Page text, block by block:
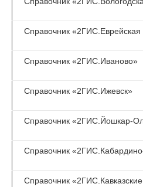
Справочник «2ГИС.Еврейская
Справочник «2ГИС.Иваново»
Справочник «2ГИС.Ижевск»
Справочник «2ГИС.Йошкар-
Справочник
Справочник